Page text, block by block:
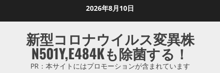
2026年8月10日
新型コロナウイルス変異株
N501Y,E484Kも除菌する！
PR：本サイトにはプロモーションが含まれています